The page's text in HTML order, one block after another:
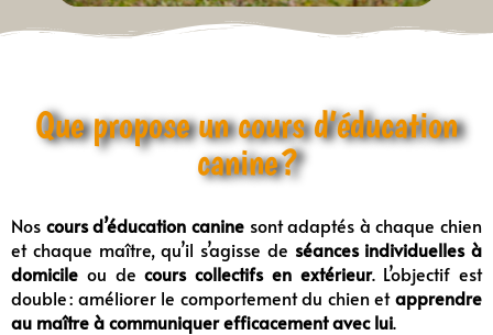
Que propose un cours d’éducation
canine ?
Nos cours d’éducation caninesont adaptés à chaque chien
et chaque maître, qu’il s’agisse de séances individuelles à
domicile ou decours collectifs en extérieur. L’objectif est
double : améliorer le comportement du chien etapprendre
au maître à communiquer efficacement avec lui.